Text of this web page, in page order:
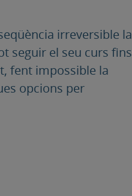
irreversible la
seguir el seu curs fins
fent impossible la
opcions per